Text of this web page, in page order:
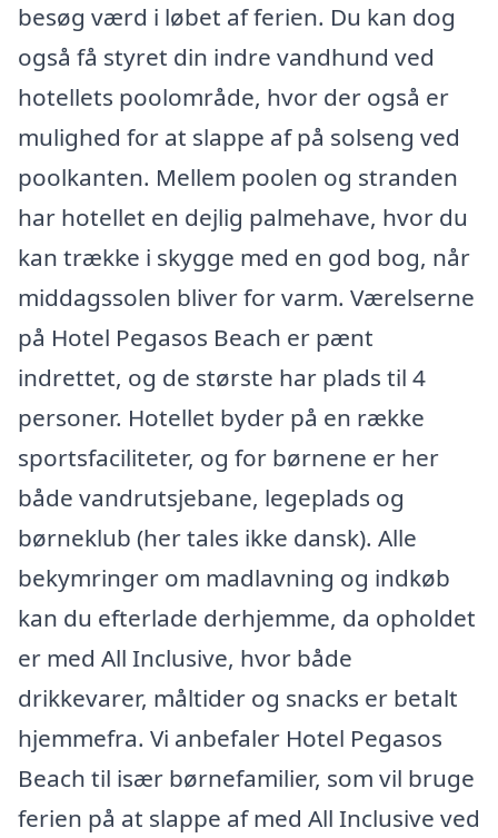
besøg værd i løbet af ferien. Du kan dog
også få styret din indre vandhund ved
hotellets poolområde, hvor der også er
mulighed for at slappe af på solseng ved
poolkanten. Mellem poolen og stranden
har hotellet en dejlig palmehave, hvor du
kan trække i skygge med en god bog, når
middagssolen bliver for varm. Værelserne
på Hotel Pegasos Beach er pænt
indrettet, og de største har plads til 4
personer. Hotellet byder på en række
sportsfaciliteter, og for børnene er her
både vandrutsjebane, legeplads og
børneklub (her tales ikke dansk). Alle
bekymringer om madlavning og indkøb
kan du efterlade derhjemme, da opholdet
er med All Inclusive, hvor både
drikkevarer, måltider og snacks er betalt
hjemmefra. Vi anbefaler Hotel Pegasos
Beach til især børnefamilier, som vil bruge
ferien på at slappe af med All Inclusive ved